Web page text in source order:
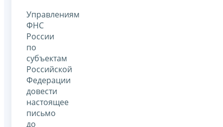
Управлениям
ФНС
России
по
субъектам
Российской
Федерации
довести
настоящее
письмо
до